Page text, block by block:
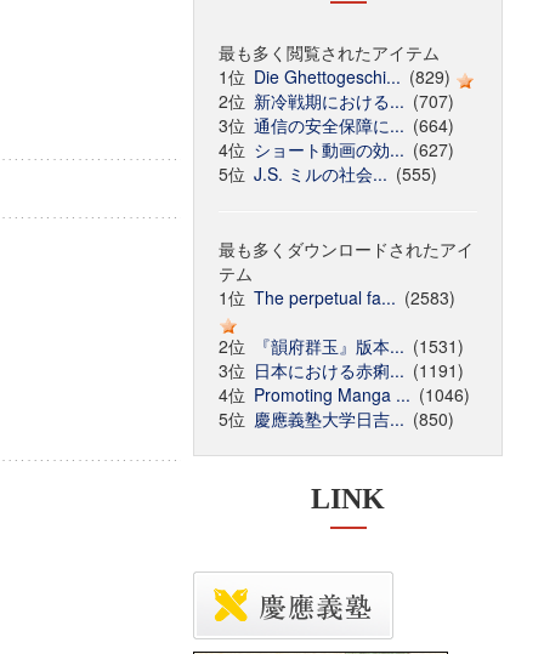
最も多く閲覧されたアイテム
1位 Die Ghettogeschi... (829)
2位 新冷戦期における... (707)
3位 通信の安全保障に... (664)
4位 ショート動画の効... (627)
5位 J.S. ミルの社会... (555)
最も多くダウンロードされたアイ
テム
1位 The perpetual fa... (2583)
2位
『韻府群玉』版本... (1531)
3位 日本における赤痢... (1191)
4位 Promoting Manga ... (1046)
5位 慶應義塾大学日吉... (850)
LINK